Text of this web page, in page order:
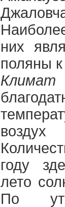
них
поляны
Климат
воздух
году
лето
По